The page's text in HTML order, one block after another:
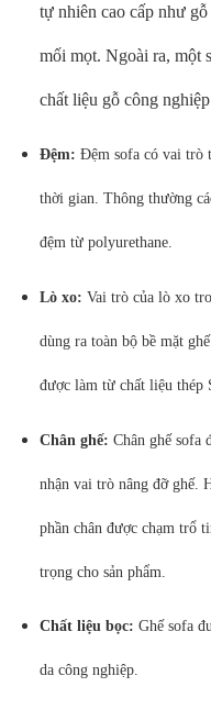
tự nhiên cao cấp như
mối mọt. Ngoài ra, một
chất liệu gỗ công
Đệm: Đệm sofa có vai trò
thời gian. Thông thường
đệm từ polyurethane.
Lò xo: Vai trò của lò xo
dùng ra toàn bộ bề mặt
được làm từ chất liệu thép
Chân ghế: Chân ghế sofa
nhận vai trò nâng đỡ ghế.
phần chân được chạm trổ
trọng cho sản phẩm.
Chất liệu bọc: Ghế sofa
da công nghiệp.